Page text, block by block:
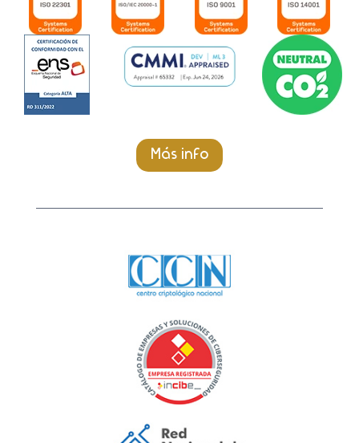
Más info